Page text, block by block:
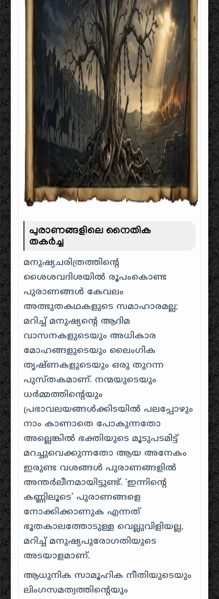
പുരാണങ്ങളിലെ നൈതിക
തകർച്ച
മനുഷ്യചരിത്രത്തിന്റെ
ശൈശവദിശയിൽ രൂപംകൊണ്ട
പുരാണങ്ങൾ കേവലം
അത്ഭുതകഥകളുടെ സമാഹാരമല്ല;
മറിച്ച് മനുഷ്യന്റെ ആദിമ
വാസനകളുടെയും അധികാര
മോഹങ്ങളുടെയും ലൈംഗിക
തൃഷ്ണകളുടെയും ഒരു തുറന്ന
പുസ്തകമാണ്. നന്മയുടെയും
ധർമ്മത്തിന്റെയും
പ്രഭാവലയങ്ങൾക്കിടയിൽ പലപ്പോഴും
നാം കാണാതെ പോകുന്നതോ
അല്ലെങ്കിൽ ഭക്തിയുടെ മൂടുപടമിട്ട്
മറച്ചുവെക്കുന്നതോ ആയ അനേകം
ഇരുണ്ട വശങ്ങൾ പുരാണങ്ങളിൽ
അന്തർലീനമായിട്ടുണ്ട്. ‘ഇന്നിന്റെ
കണ്ണിലൂടെ’ പുരാണങ്ങളെ
നോക്കിക്കാണുക എന്നത്
ഭൂതകാലത്തോടുള്ള വെല്ലുവിളിയല്ല,
മറിച്ച് മനുഷ്യപുരോഗതിയുടെ
അടയാളമാണ്.
ആധുനിക സാമൂഹിക നീതിയുടെയും
ലിംഗസമത്വത്തിന്റെയും